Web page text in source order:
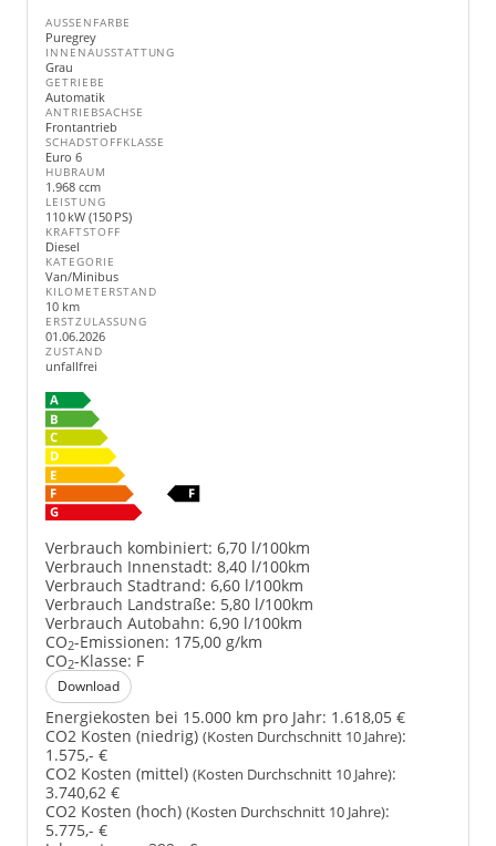
AUSSENFARBE
Puregrey
INNENAUSSTATTUNG
Grau
GETRIEBE
Automatik
ANTRIEBSACHSE
Frontantrieb
SCHADSTOFFKLASSE
Euro 6
HUBRAUM
1.968 ccm
LEISTUNG
110 kW (150 PS)
KRAFTSTOFF
Diesel
KATEGORIE
Van/Minibus
KILOMETERSTAND
10 km
ERSTZULASSUNG
01.06.2026
ZUSTAND
unfallfrei
Verbrauch kombiniert: 6,70 l/100km
Verbrauch Innenstadt: 8,40 l/100km
Verbrauch Stadtrand: 6,60 l/100km
Verbrauch Landstraße: 5,80 l/100km
Verbrauch Autobahn: 6,90 l/100km
CO2-Emissionen: 175,00 g/km
CO2-Klasse: F
Download
Energiekosten bei 15.000 km pro Jahr: 1.618,05 €
CO2 Kosten (niedrig) (Kosten Durchschnitt 10 Jahre):
1.575,- €
CO2 Kosten (mittel) (Kosten Durchschnitt 10 Jahre):
3.740,62 €
CO2 Kosten (hoch) (Kosten Durchschnitt 10 Jahre):
5.775,- €